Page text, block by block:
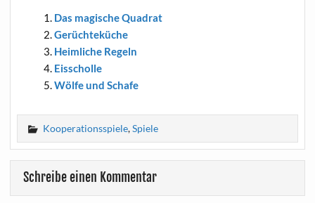
Das magi­sche Quadrat
Gerüch­te­kü­che
Heim­li­che Regeln
Eis­schol­le
Wöl­fe und Schafe
Kooperationsspiele,Spiele
Schreibe einen Kommentar